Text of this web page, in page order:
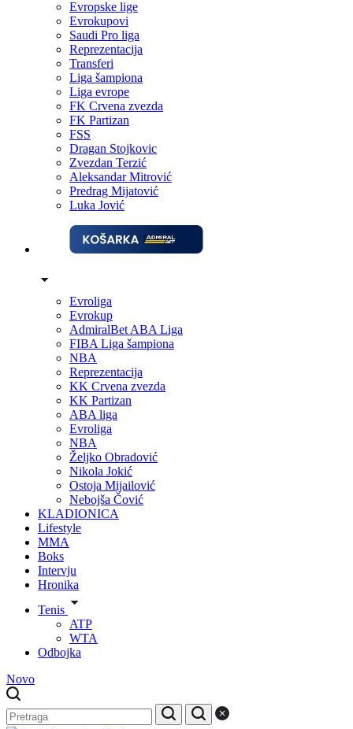
Evropske lige
Evrokupovi
Saudi Pro liga
Reprezentacija
Transferi
Liga šampiona
Liga evrope
FK Crvena zvezda
FK Partizan
FSS
Dragan Stojkovic
Zvezdan Terzić
Aleksandar Mitrović
Predrag Mijatović
Luka Jović
Evroliga
Evrokup
AdmiralBet ABA Liga
FIBA Liga šampiona
NBA
Reprezentacija
KK Crvena zvezda
KK Partizan
ABA liga
Evroliga
NBA
Željko Obradović
Nikola Jokić
Ostoja Mijailović
Nebojša Čović
KLADIONICA
Lifestyle
MMA
Boks
Intervju
Hronika
Tenis
ATP
WTA
Odbojka
Novo